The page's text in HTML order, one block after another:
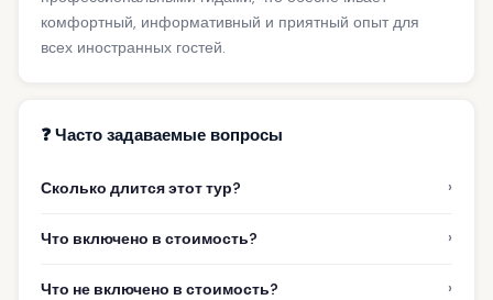
комфортный, информативный и приятный опыт для
всех иностранных гостей.
❓ Часто задаваемые вопросы
Сколько длится этот тур? ›
Что включено в стоимость? ›
Что не включено в стоимость? ›